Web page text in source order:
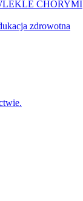
CHORYMI
zdrowotna